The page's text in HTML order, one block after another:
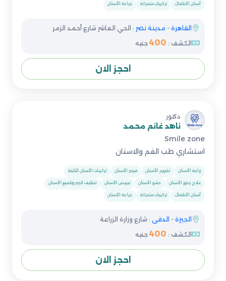
أسنان الأطفال تركيبات متحركة جراحة الأسنان
القاهرة - مدينة نصر : الحي العاشر شارع أحمد الزمر
الكشف : 400 جنيه
احجز الان
دكتور
ناهد غانم محمد
Smile zone
استشاري طب الفم والاسنان
زراعة الأسنان تقويم الأسنان فينير الأسنان تركيبات الأسنان الثابتة
علاج جذور الأسنان حشو الأسنان تبييض الأسنان تنظيف الجير وتلميع الأسنان
أسنان الأطفال تركيبات متحركة جراحة الأسنان
الجيزة - الدقى : شارع وزارة الزراعة
الكشف : 400 جنيه
احجز الان